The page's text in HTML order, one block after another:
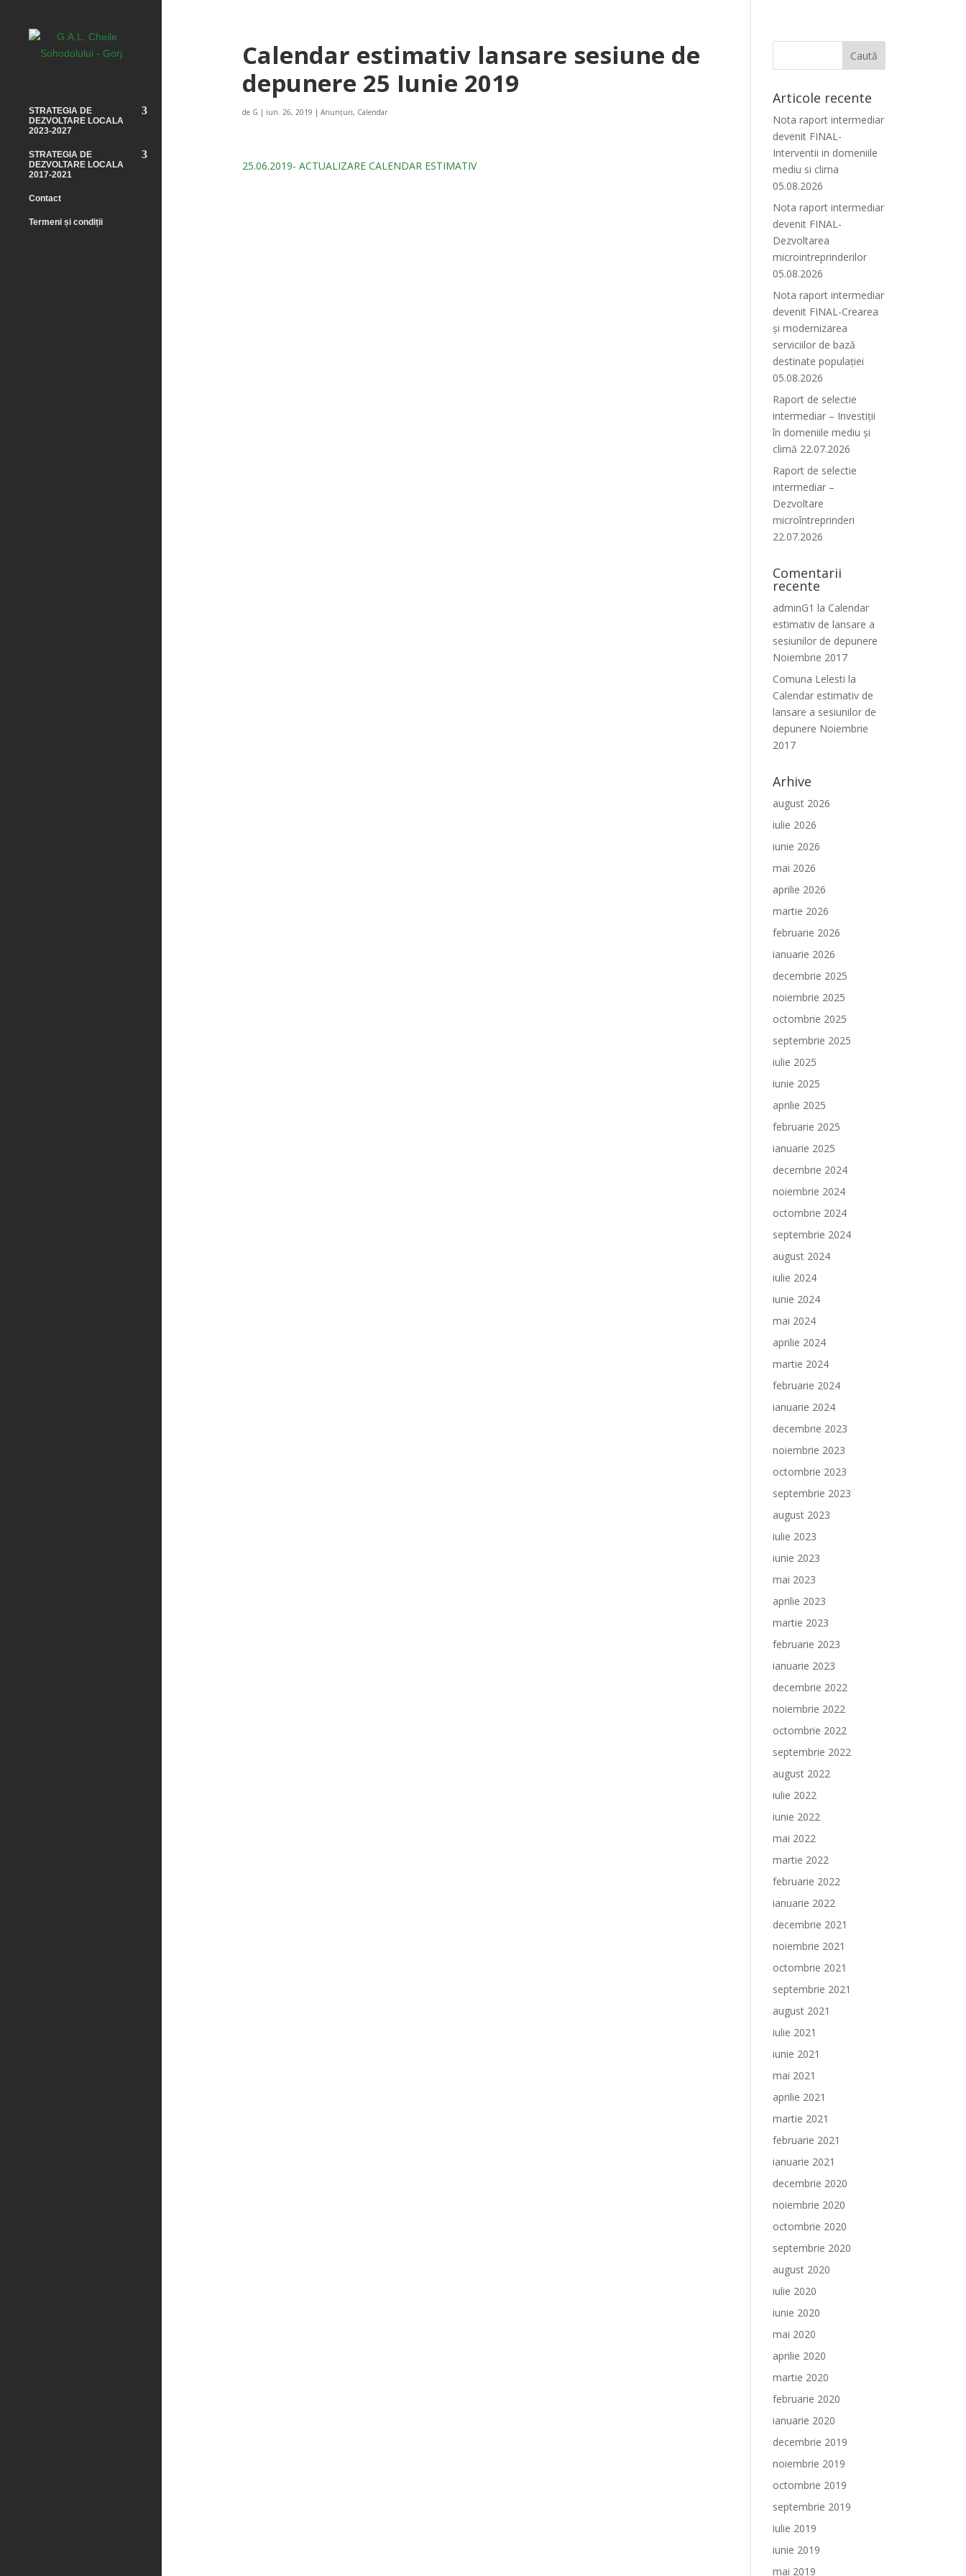
STRATEGIA DE
DEZVOLTARE LOCALA
2023-2027
STRATEGIA DE
DEZVOLTARE LOCALA
2017-2021
Contact
Termeni și condiții
Calendar estimativ lansare sesiune de
depunere 25 Iunie 2019
de G | iun. 26, 2019 | Anunțuri, Calendar
25.06.2019- ACTUALIZARE CALENDAR ESTIMATIV
Articole recente
Nota raport intermediar
devenit FINAL-
Interventii in domeniile
mediu si clima
05.08.2026
Nota raport intermediar
devenit FINAL-
Dezvoltarea
microintreprinderilor
05.08.2026
Nota raport intermediar
devenit FINAL-Crearea
și modernizarea
serviciilor de bază
destinate populației
05.08.2026
Raport de selectie
intermediar – Investiții
în domeniile mediu și
climă 22.07.2026
Raport de selectie
intermediar –
Dezvoltare
microîntreprinderi
22.07.2026
Comentarii
recente
adminG1 la Calendar
estimativ de lansare a
sesiunilor de depunere
Noiembrie 2017
Comuna Lelesti la
Calendar estimativ de
lansare a sesiunilor de
depunere Noiembrie
2017
Arhive
august 2026
iulie 2026
iunie 2026
mai 2026
aprilie 2026
martie 2026
februarie 2026
ianuarie 2026
decembrie 2025
noiembrie 2025
octombrie 2025
septembrie 2025
iulie 2025
iunie 2025
aprilie 2025
februarie 2025
ianuarie 2025
decembrie 2024
noiembrie 2024
octombrie 2024
septembrie 2024
august 2024
iulie 2024
iunie 2024
mai 2024
aprilie 2024
martie 2024
februarie 2024
ianuarie 2024
decembrie 2023
noiembrie 2023
octombrie 2023
septembrie 2023
august 2023
iulie 2023
iunie 2023
mai 2023
aprilie 2023
martie 2023
februarie 2023
ianuarie 2023
decembrie 2022
noiembrie 2022
octombrie 2022
septembrie 2022
august 2022
iulie 2022
iunie 2022
mai 2022
martie 2022
februarie 2022
ianuarie 2022
decembrie 2021
noiembrie 2021
octombrie 2021
septembrie 2021
august 2021
iulie 2021
iunie 2021
mai 2021
aprilie 2021
martie 2021
februarie 2021
ianuarie 2021
decembrie 2020
noiembrie 2020
octombrie 2020
septembrie 2020
august 2020
iulie 2020
iunie 2020
mai 2020
aprilie 2020
martie 2020
februarie 2020
ianuarie 2020
decembrie 2019
noiembrie 2019
octombrie 2019
septembrie 2019
iulie 2019
iunie 2019
mai 2019